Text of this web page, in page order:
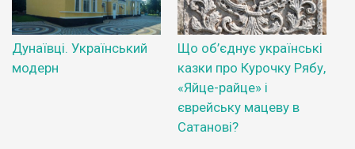
Дунаївці. Український
модерн
Що об’єднує українські
казки про Курочку Рябу,
«Яйце-райце» і
єврейську мацеву в
Сатанові?